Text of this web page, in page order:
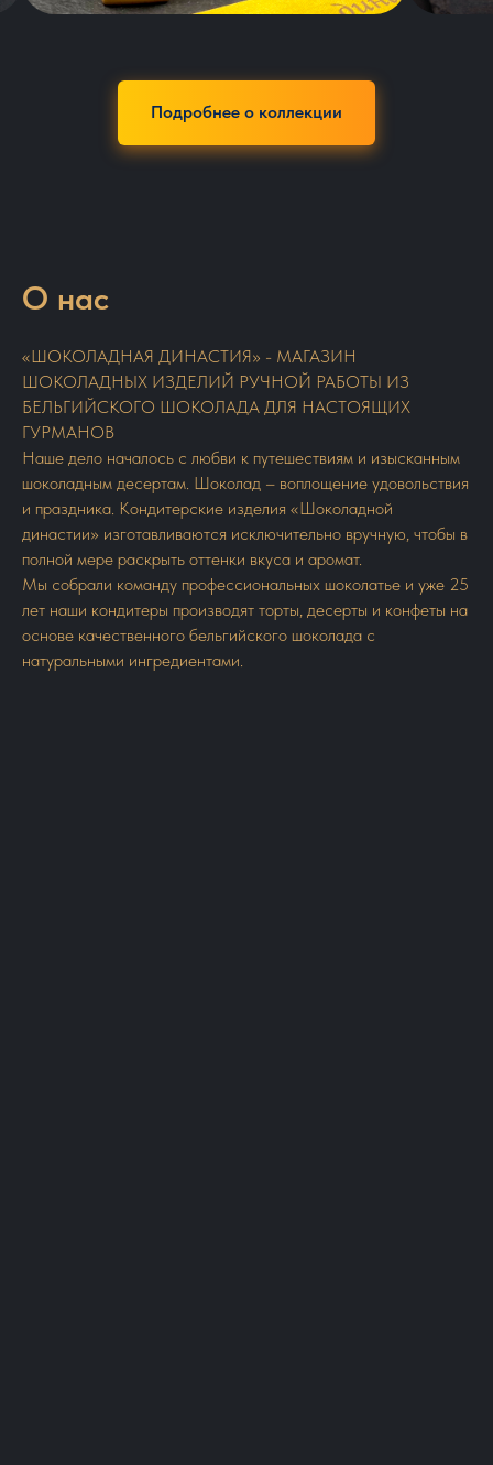
Подробнее о коллекции
О нас
«ШОКОЛАДНАЯ ДИНАСТИЯ» - МАГАЗИН
ШОКОЛАДНЫХ ИЗДЕЛИЙ РУЧНОЙ РАБОТЫ ИЗ
БЕЛЬГИЙСКОГО ШОКОЛАДА ДЛЯ НАСТОЯЩИХ
ГУРМАНОВ
Наше дело началось с любви к путешествиям и изысканным
шоколадным десертам. Шоколад – воплощение удовольствия
и праздника. Кондитерские изделия «Шоколадной
династии» изготавливаются исключительно вручную, чтобы в
полной мере раскрыть оттенки вкуса и аромат.
Мы собрали команду профессиональных шоколатье и уже 25
лет наши кондитеры производят торты, десерты и конфеты на
основе качественного бельгийского шоколада с
натуральными ингредиентами.